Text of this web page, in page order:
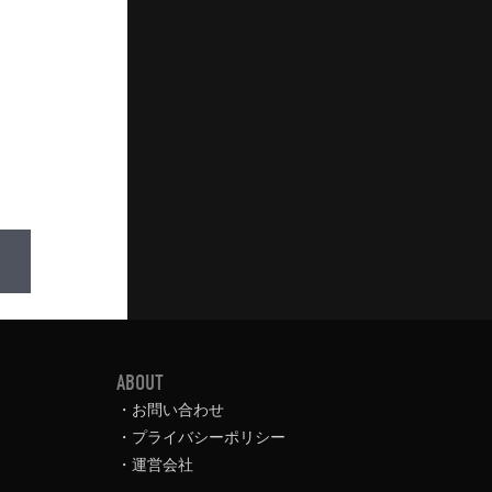
ABOUT
お問い合わせ
プライバシーポリシー
運営会社